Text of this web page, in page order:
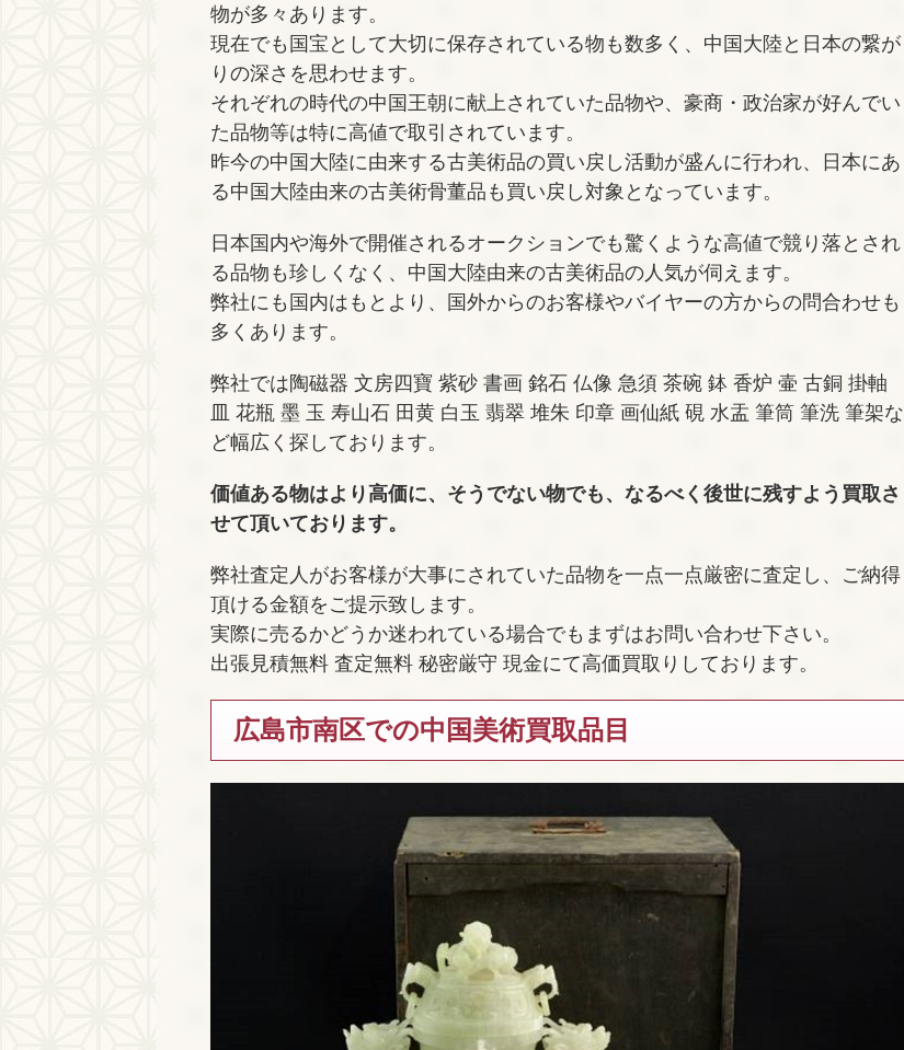
物が多々あります。
現在でも国宝として大切に保存されている物も数多く、中国大陸と日本の繋が
りの深さを思わせます。
それぞれの時代の中国王朝に献上されていた品物や、豪商・政治家が好んでい
た品物等は特に高値で取引されています。
昨今の中国大陸に由来する古美術品の買い戻し活動が盛んに行われ、日本にあ
る中国大陸由来の古美術骨董品も買い戻し対象となっています。
日本国内や海外で開催されるオークションでも驚くような高値で競り落とされ
る品物も珍しくなく、中国大陸由来の古美術品の人気が伺えます。
弊社にも国内はもとより、国外からのお客様やバイヤーの方からの問合わせも
多くあります。
弊社では陶磁器 文房四寶 紫砂 書画 銘石 仏像 急須 茶碗 鉢 香炉 壷 古銅 掛軸
皿 花瓶 墨 玉 寿山石 田黄 白玉 翡翠 堆朱 印章 画仙紙 硯 水盂 筆筒 筆洗 筆架な
ど幅広く探しております。
価値ある物はより高価に、そうでない物でも、なるべく後世に残すよう買取さ
せて頂いております。
弊社査定人がお客様が大事にされていた品物を一点一点厳密に査定し、ご納得
頂ける金額をご提示致します。
実際に売るかどうか迷われている場合でもまずはお問い合わせ下さい。
出張見積無料 査定無料 秘密厳守 現金にて高価買取りしております。
広島市南区での中国美術買取品目